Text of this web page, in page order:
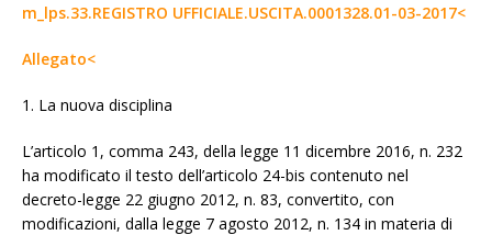
m_lps.33.REGISTRO UFFICIALE.USCITA.0001328.01-03-2017<
Allegato<
1. La nuova disciplina
L’articolo 1, comma 243, della legge 11 dicembre 2016, n. 232
ha modificato il testo dell’articolo 24-bis contenuto nel
decreto-legge 22 giugno 2012, n. 83, convertito, con
modificazioni, dalla legge 7 agosto 2012, n. 134 in materia di